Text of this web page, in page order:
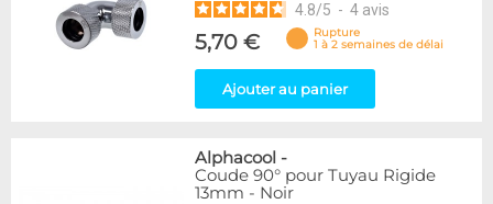
4.8/5 - 4 avis
5,70 €
Rupture
1 à 2 semaines de délai
Ajouter au panier
Alphacool -
Coude 90° pour Tuyau Rigide
13mm - Noir